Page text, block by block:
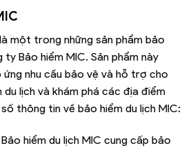
một trong những sản phẩm bảo
ty Bảo hiểm MIC. Sản phẩm này
nhu cầu bảo vệ và hỗ trợ cho
du lịch và khám phá các địa điểm
thông tin về bảo hiểm du lịch MIC:
hiểm du lịch MIC cung cấp bảo